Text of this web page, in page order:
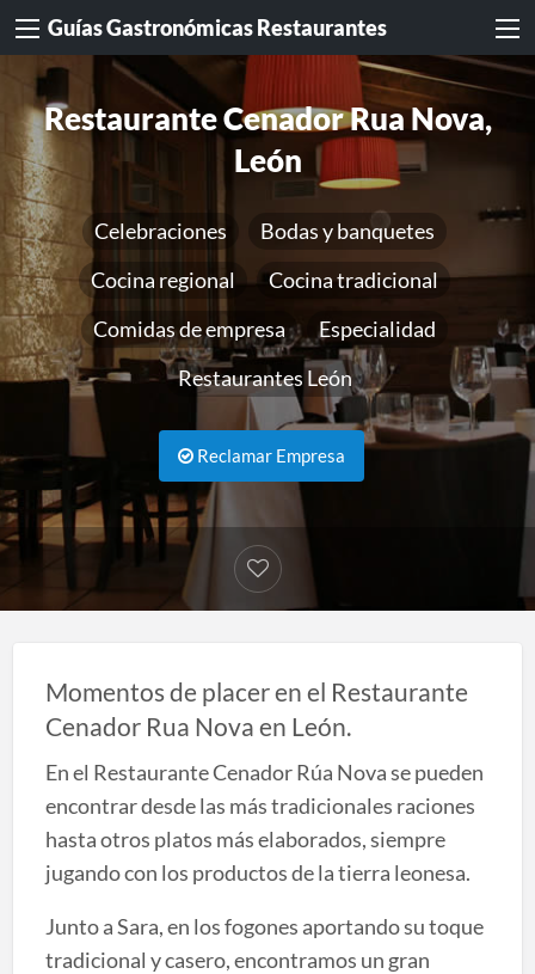
Guías Gastronómicas Restaurantes
Restaurante Cenador Rua Nova,
León
Celebraciones
Bodas y banquetes
Cocina regional
Cocina tradicional
Comidas de empresa
Especialidad
Restaurantes León
Reclamar Empresa
Momentos de placer en el Restaurante
Cenador Rua Nova en León.
En el Restaurante Cenador Rúa Nova se pueden
encontrar desde las más tradicionales raciones
hasta otros platos más elaborados, siempre
jugando con los productos de la tierra leonesa.
Junto a Sara, en los fogones aportando su toque
tradicional y casero, encontramos un gran